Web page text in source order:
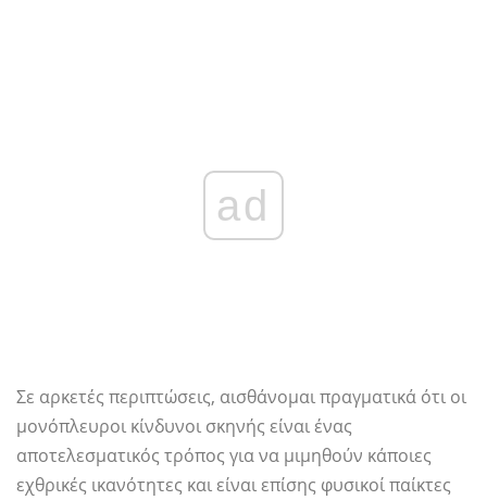
ad
Σε αρκετές περιπτώσεις, αισθάνομαι πραγματικά ότι οι
μονόπλευροι κίνδυνοι σκηνής είναι ένας
αποτελεσματικός τρόπος για να μιμηθούν κάποιες
εχθρικές ικανότητες και είναι επίσης φυσικοί παίκτες